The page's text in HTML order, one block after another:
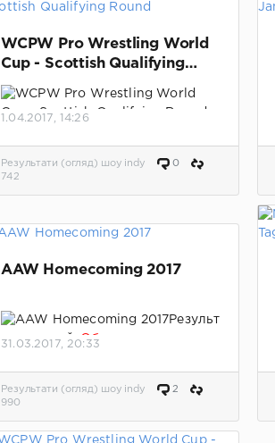
WCPW Pro Wrestling World
Cup - Scottish Qualifying
Round
турнира от Шотландии на
мировой кубок про рестлинга.
1.04.2017, 14:26
Результати (огляд) шоу indy
0
742
AAW Homecoming 2017
Результ
аты матчей.Обновлено,
31.03.2017, 20:33
Результати (огляд) шоу indy
2
990